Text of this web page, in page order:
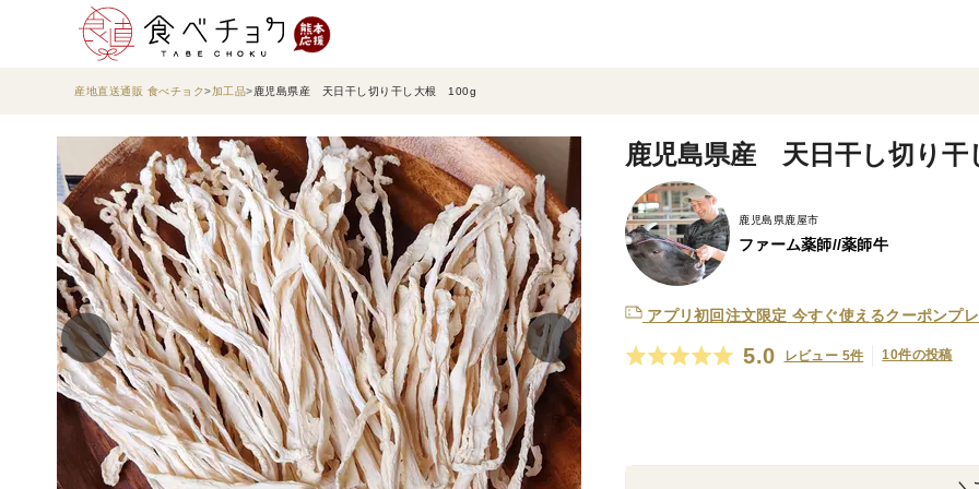
産地直送通販 食べチョク 加工品 鹿児島県産 天日干し切り干し大根 100g
鹿児島県産 天日干し切り
鹿児島県鹿屋市
ファーム薬師//薬師牛
アプリ初回注文限定 今すぐ使えるクーポンプ
5.0 レビュー 5件 10件の投稿